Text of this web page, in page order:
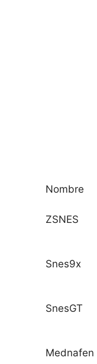
Nombre
ZSNES
Snes9x
SnesGT
Mednafen